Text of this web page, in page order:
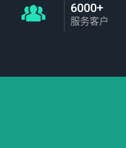
6000+
服务客户